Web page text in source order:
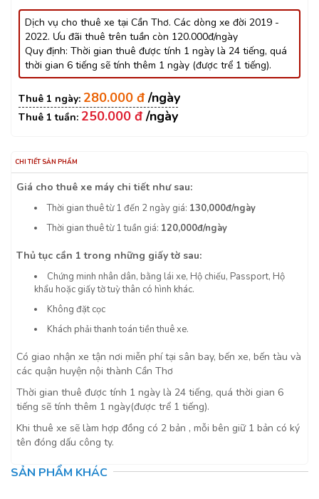
Dịch vụ cho thuê xe tại Cần Thơ. Các dòng xe đời 2019 -
2022. Ưu đãi thuê trên tuần còn 120.000đ/ngày
Quy định: Thời gian thuê được tính 1 ngày là 24 tiếng, quá
thời gian 6 tiếng sẽ tính thêm 1 ngày (được trể 1 tiếng).
280.000 đ
250.000 đ
CHI TIẾT SẢN PHẨM
Giá cho thuê xe máy chi tiết như sau:
Thời gian thuê từ 1 đến 2 ngày giá: 130,000đ/ngày
Thời gian thuê từ 1 tuần giá: 120,000đ/ngày
Thủ tục cần 1 trong những giấy tờ sau:
Chứng minh nhân dân, bằng lái xe, Hộ chiếu, Passport, Hộ
khẩu hoặc giấy tờ tuỳ thân có hình khác.
Không đặt cọc
Khách phải thanh toán tiền thuê xe.
Có giao nhận xe tận nơi miễn phí tại sân bay, bến xe, bến tàu và
các quận huyện nội thành Cần Thơ
Thời gian thuê được tính 1 ngày là 24 tiếng, quá thời gian 6
tiếng sẽ tính thêm 1 ngày(được trể 1 tiếng).
Khi thuê xe sẽ làm hợp đồng có 2 bản , mỗi bên giữ 1 bản có ký
tên đóng dấu công ty.
SẢN PHẨM KHÁC